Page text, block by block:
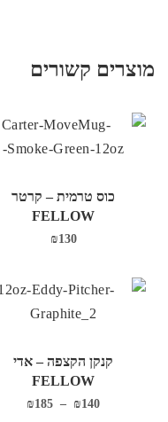
מוצרים קשורים
כוס טרמית – קרטר
FELLOW
₪130
קנקן הקצפה – אדי
FELLOW
₪140
–
₪185